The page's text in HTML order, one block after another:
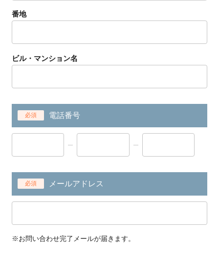
番地
ビル・マンション名
必須 電話番号
必須 メールアドレス
※お問い合わせ完了メールが届きます。